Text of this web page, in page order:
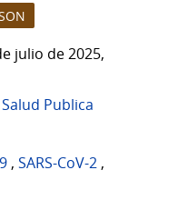
julio de 2025,
Publica
, SARS-CoV-2 ,